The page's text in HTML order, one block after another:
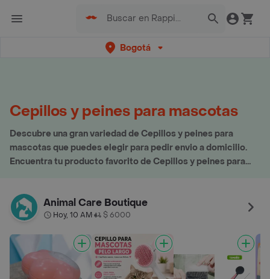
Bogotá
Cepillos y peines para mascotas
Descubre una gran variedad de Cepillos y peines para
mascotas que puedes elegir para pedir envio a domicilio.
Encuentra tu producto favorito de Cepillos y peines para
Animal Care Boutique
Hoy, 10 AM• $ 6000